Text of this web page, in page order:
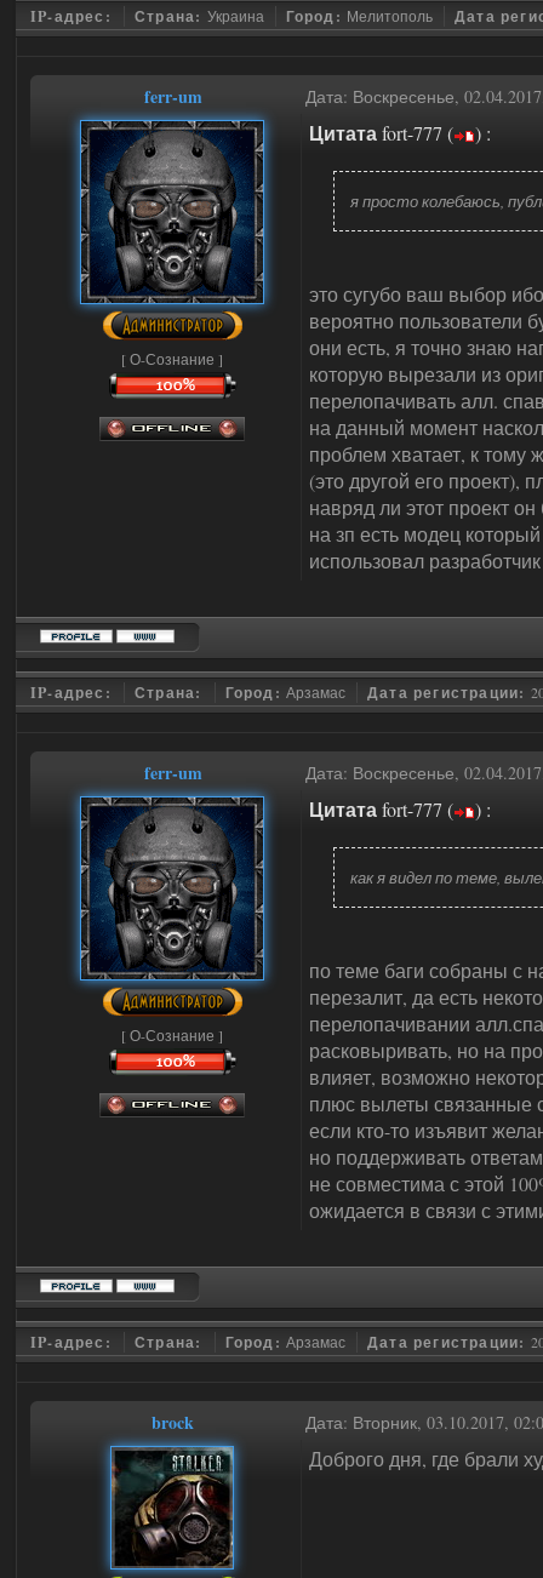
IP-адрес: Страна: Украина Город: Мелитополь Дата
ferr-um Дата: Воскресенье,
[ О-Сознание ]
Цитатаfort-777 ( ) :
я просто колебаюсь,
это сугубо ваш выбор
вероятно пользователи
они есть, я точно знаю
которую вырезали из
перелопачивать алл.
на данный момент
проблем хватает, к тому
(это другой его проект),
навряд ли этот проект
на зп есть модец
использовал
IP-адрес: Страна: Город:Арзамас Дата регистрации:
ferr-um Дата: Воскресенье,
[ О-Сознание ]
Цитатаfort-777 ( ) :
как я видел по теме,
по теме баги собраны с
перезалит, да есть
перелопачивании
расковыривать, но на
влияет, возможно
плюс вылеты связанные
если кто-то изъявит
но поддерживать
не совместима с этой
ожидается в связи с
IP-адрес: Страна: Город:Арзамас Дата регистрации:
brock Дата: Вторник, 03.10.2017,
Доброго дня, где брали